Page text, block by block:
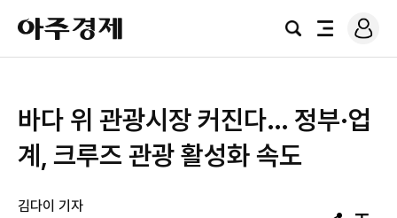
아
주
경
검
전
로
그
바다 위 관광시장 커진다… 정부·업
계, 크루즈 관광 활성화 속도
김다이 기자